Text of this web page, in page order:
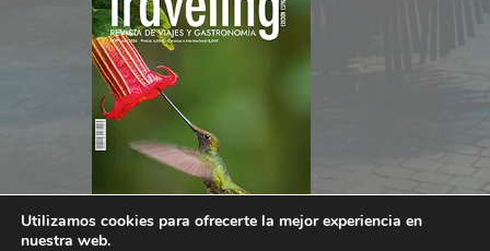
Utilizamos cookies para ofrecerte la mejor experiencia en
nuestra web.